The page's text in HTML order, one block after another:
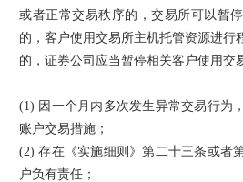
或者正常交易秩序的，交易所可以暂
的，客户使用交易所主机托管资源进行
的，证券公司应当暂停相关客户使用交
(1) 因一个月内多次发生异常交易行为
账户交易措施；
(2) 存在《实施细则》第二十三条或者
户负有责任；